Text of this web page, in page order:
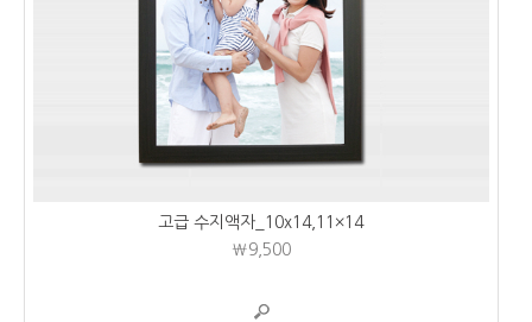
고급 수지액자_10x14,11×14
₩9,500